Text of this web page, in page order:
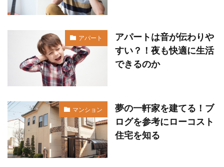
アパート
アパートは音が伝わりや
すい？！夜も快適に生活
できるのか
マンション
夢の一軒家を建てる！ブ
ログを参考にローコスト
住宅を知る